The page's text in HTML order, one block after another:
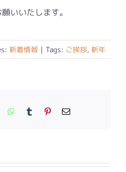
いいたします。
新着情報 | Tags: ご挨拶, 新年
WhatsApp
Tumblr Pinterest
電